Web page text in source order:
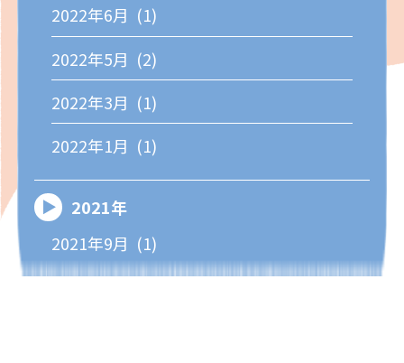
2022年6月 (1)
2022年5月 (2)
2022年3月 (1)
2022年1月 (1)
2021年
2021年9月 (1)